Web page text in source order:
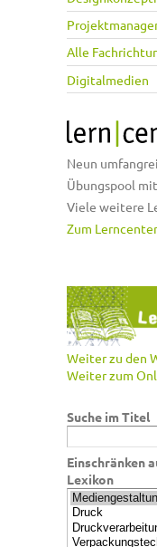
Alle
Digitalmedien
Neun
Übungspool
Viele weitere
Zum Lerncenter
Weiter zu den
Weiter zum
Suche im Titel
Einschränken
Lexikon